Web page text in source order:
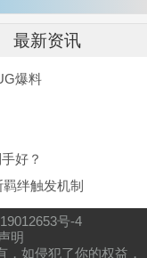
最新资讯
爆料
好？
绊触发机制
号-4
明
如侵犯了你的权益，